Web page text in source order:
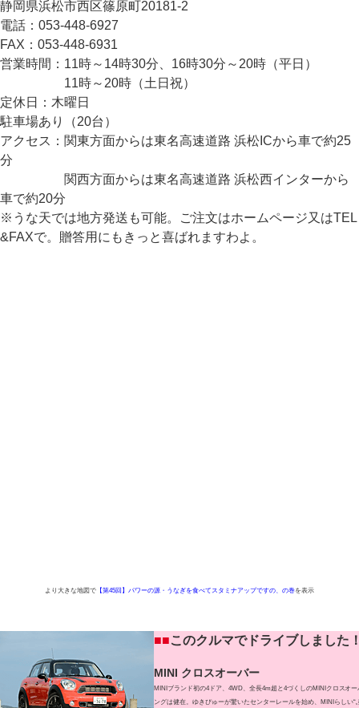
静岡県浜松市西区篠原町20181-2
電話：053-448-6927
FAX：053-448-6931
営業時間：11時～14時30分、16時30分～20時（平日）
11時～20時（土日祝）
定休日：木曜日
駐車場あり（20台）
アクセス：関東方面からは東名高速道路 浜松ICから車で約25
分
関西方面からは東名高速道路 浜松西インターから
車で約20分
※うな天では地方発送も可能。ご注文はホームページ又はTEL
&FAXで。贈答用にもきっと喜ばれますわよ。
より大きな地図で 【第45回】パワーの源・うなぎを食べてスタミナアップですの、の巻を表示
■■このクルマでドライブしました
MINI クロスオーバー
MINIブランド初の4ドア、4WD、全長4m超と4づくしのMINIクロスオ
ングは健在。ゆきぴゅーが驚いたセンターレールを始め、MINIらしい